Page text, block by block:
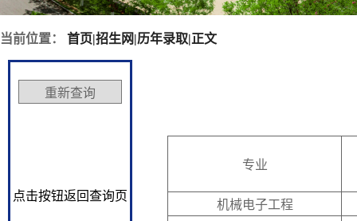
当前位置： 首页|招生网|历年录取|正文
点击按钮返回查询页
专业
机械电子工程